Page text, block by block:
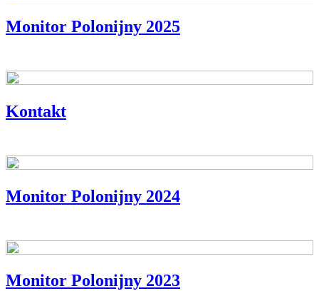
Monitor Polonijny 2025
Kontakt
Monitor Polonijny 2024
Monitor Polonijny 2023